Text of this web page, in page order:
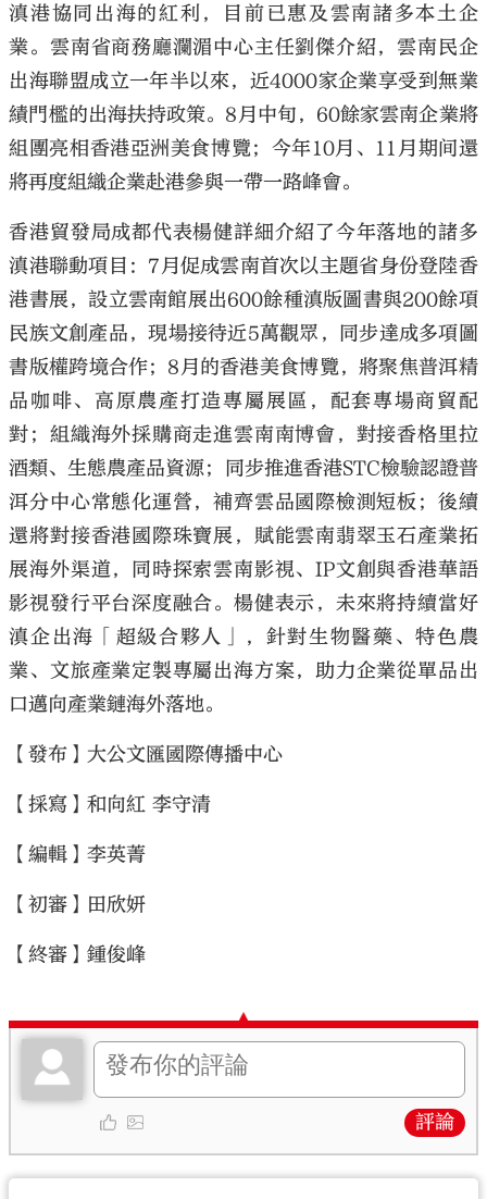
滇港協同出海的紅利，目前已惠及雲南諸多本土企
業。雲南省商務廳瀾湄中心主任劉傑介紹，雲南民企
出海聯盟成立一年半以來，近4000家企業享受到無業
績門檻的出海扶持政策。8月中旬，60餘家雲南企業將
組團亮相香港亞洲美食博覽；今年10月、11月期间還
將再度組織企業赴港參與一帶一路峰會。
香港貿發局成都代表楊健詳細介紹了今年落地的諸多
滇港聯動項目：7月促成雲南首次以主題省身份登陸香
港書展，設立雲南館展出600餘種滇版圖書與200餘項
民族文創產品，現場接待近5萬觀眾，同步達成多項圖
書版權跨境合作；8月的香港美食博覽，將聚焦普洱精
品咖啡、高原農產打造專屬展區，配套專場商貿配
對；組織海外採購商走進雲南南博會，對接香格里拉
酒類、生態農產品資源；同步推進香港STC檢驗認證普
洱分中心常態化運營，補齊雲品國際檢測短板；後續
還將對接香港國際珠寶展，賦能雲南翡翠玉石產業拓
展海外渠道，同時探索雲南影視、IP文創與香港華語
影視發行平台深度融合。楊健表示，未來將持續當好
滇企出海「超級合夥人」，針對生物醫藥、特色農
業、文旅產業定製專屬出海方案，助力企業從單品出
口邁向產業鏈海外落地。
【發布】大公文匯國際傳播中心
【採寫】和向紅 李守清
【編輯】李英菁
【初審】田欣妍
【終審】鍾俊峰
評論